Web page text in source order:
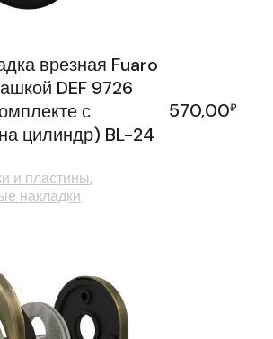
врезная Fuaro
DEF 9726
с
цилиндр) BL-24
570,00₽
и пластины
накладки